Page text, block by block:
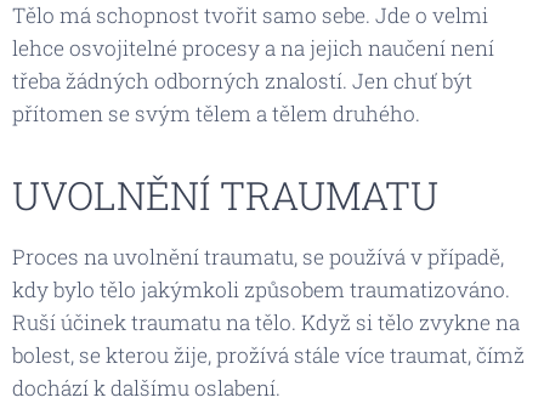
Tělo má schopnost tvořit samo sebe. Jde o velmi
lehce osvojitelné procesy a na jejich naučení není
třeba žádných odborných znalostí. Jen chuť být
přítomen se svým tělem a tělem druhého.
UVOLNĚNÍ TRAUMATU
Proces na uvolnění traumatu, se používá v případě,
kdy bylo tělo jakýmkoli způsobem traumatizováno.
Ruší účinek traumatu na tělo. Když si tělo zvykne na
bolest, se kterou žije, prožívá stále více traumat, čímž
dochází k dalšímu oslabení.